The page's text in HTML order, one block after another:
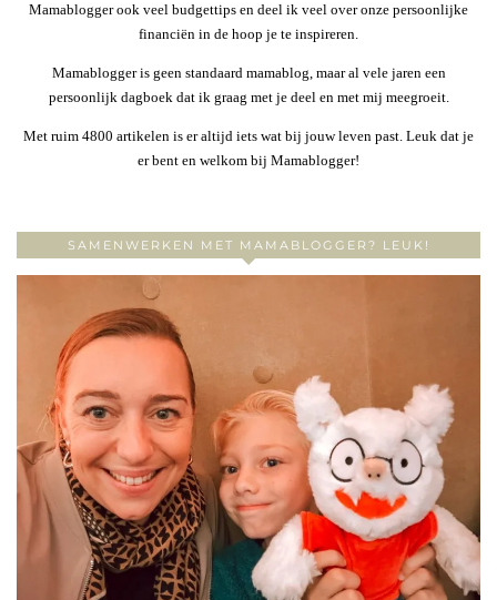
Mamablogger ook veel budgettips en deel ik veel over onze persoonlijke
financiën in de hoop je te inspireren.
Mamablogger is geen standaard mamablog, maar al vele jaren een
persoonlijk dagboek dat ik graag met je deel en met mij meegroeit.
Met ruim 4800 artikelen is er altijd iets wat bij jouw leven past. Leuk dat je
er bent en welkom bij Mamablogger!
SAMENWERKEN MET MAMABLOGGER? LEUK!